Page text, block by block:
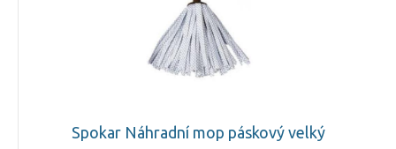
Spokar Náhradní mop páskový velký